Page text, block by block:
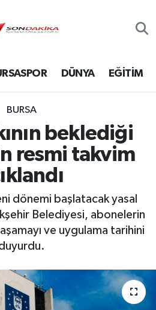
DÜNYA EĞİTİM
BURSA
beklediği
resmi takvim
dönemi başlatacak yasal
Belediyesi, abonelerin
ve uygulama tarihini